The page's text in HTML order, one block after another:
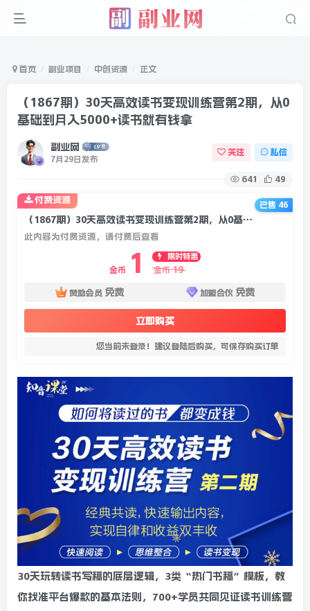
首页 副业项目 中创资源 正文
（1867期）30天高效读书变现训练营第2期，从0
基础到月入5000+读书就有钱拿
副业网
7月29日发布
关注 私信
641 49
（1867期）30天高效读书变现训练营第2期，从0基础到月入5000+读书就有钱拿
此内容为付费资源，请付费后查看
金币 1
限时特惠
金币 19
赞助会员 免费 加盟合伙 免费
立即购买
您当前未登录！建议登陆后购买，可保存购买订单
付费资源
已售 46
30天玩转读书写稿的底层逻辑，3类“热门书稿”模板，教
你找准平台爆款的基本法则，700+学员共同见证读书训练营